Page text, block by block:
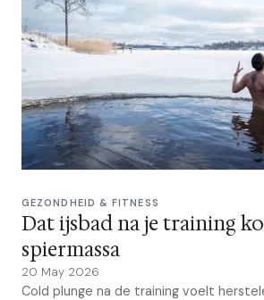
GEZONDHEID & FITNESS
Dat ijsbad na je training
spiermassa
20 May 2026
Cold plunge na de training voelt